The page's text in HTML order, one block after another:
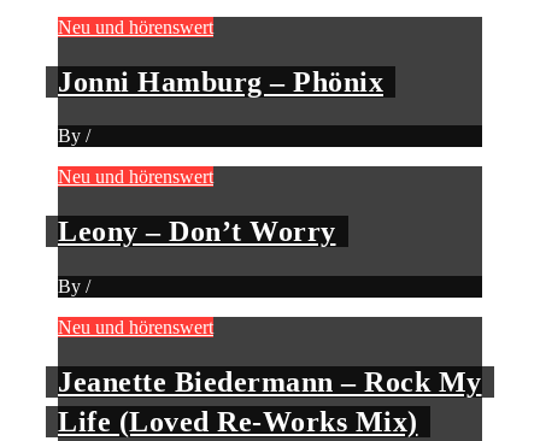
Neu und hörenswert
Jonni Hamburg – Phönix
By /
Neu und hörenswert
Leony – Don’t Worry
By /
Neu und hörenswert
Jeanette Biedermann – Rock My
Life (Loved Re-Works Mix)